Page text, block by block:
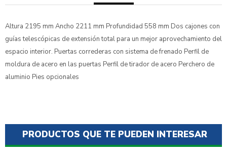
Altura 2195 mm Ancho 2211 mm Profundidad 558 mm Dos cajones con
guías telescópicas de extensión total para un mejor aprovechamiento del
espacio interior. Puertas correderas con sistema de frenado Perfil de
moldura de acero en las puertas Perfil de tirador de acero Perchero de
aluminio Pies opcionales
PRODUCTOS QUE TE PUEDEN INTERESAR